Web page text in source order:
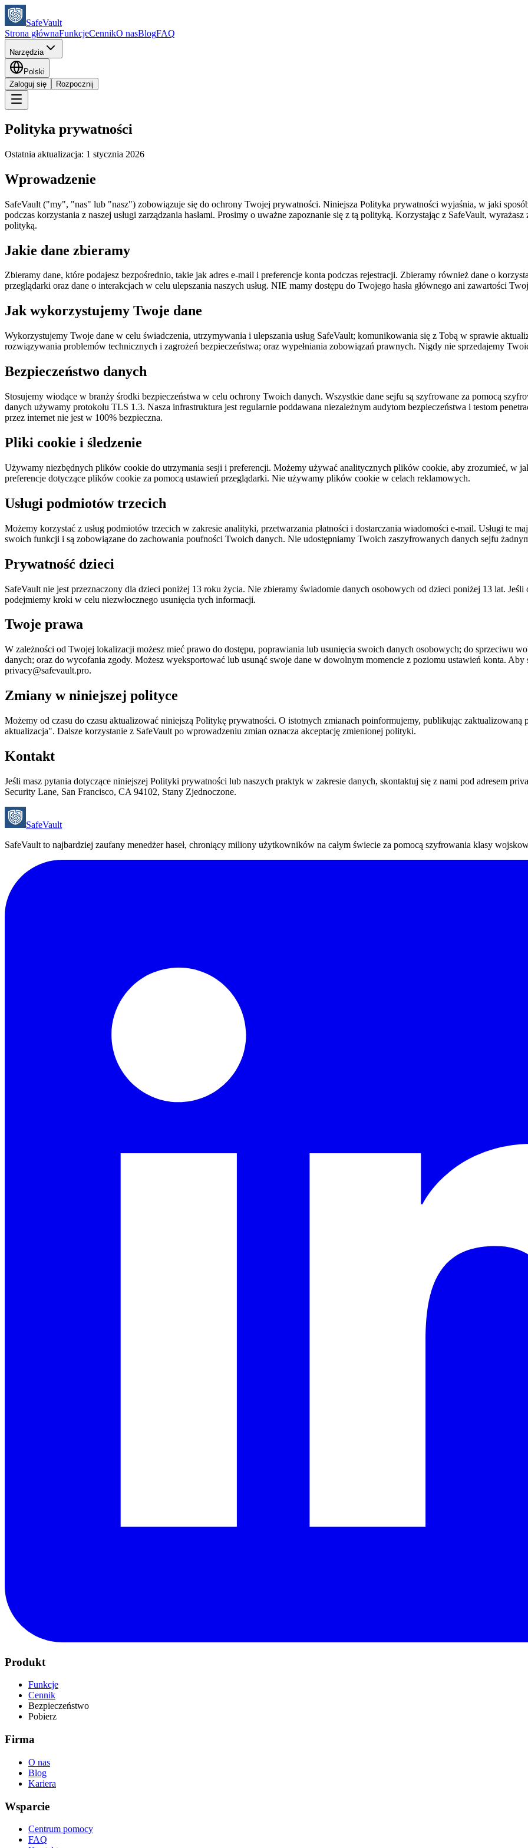
SafeVault
Strona głównaFunkcjeCennikO nasBlogFAQ
Narzędzia
Polski
Zaloguj się
Rozpocznij
Polityka prywatności
Ostatnia aktualizacja: 1 stycznia 2026
Wprowadzenie
SafeVault ("my", "nas" lub "nasz") zobowiązuje się do ochrony Twojej prywatności. Niniejsza Polityka prywatności wyjaśnia, w jaki
podczas korzystania z naszej usługi zarządzania hasłami. Prosimy o uważne zapoznanie się z tą polityką. Korzystając z SafeVault,
polityką.
Jakie dane zbieramy
Zbieramy dane, które podajesz bezpośrednio, takie jak adres e-mail i preferencje konta podczas rejestracji. Zbieramy również dane o
przeglądarki oraz dane o interakcjach w celu ulepszania naszych usług. NIE mamy dostępu do Twojego hasła głównego ani zawartości
Jak wykorzystujemy Twoje dane
Wykorzystujemy Twoje dane w celu świadczenia, utrzymywania i ulepszania usług SafeVault; komunikowania się z Tobą w sprawie
rozwiązywania problemów technicznych i zagrożeń bezpieczeństwa; oraz wypełniania zobowiązań prawnych. Nigdy nie sprzedajemy
Bezpieczeństwo danych
Stosujemy wiodące w branży środki bezpieczeństwa w celu ochrony Twoich danych. Wszystkie dane sejfu są szyfrowane za pomocą
danych używamy protokołu TLS 1.3. Nasza infrastruktura jest regularnie poddawana niezależnym audytom bezpieczeństwa i testom
przez internet nie jest w 100% bezpieczna.
Pliki cookie i śledzenie
Używamy niezbędnych plików cookie do utrzymania sesji i preferencji. Możemy używać analitycznych plików cookie, aby zrozumieć, w
preferencje dotyczące plików cookie za pomocą ustawień przeglądarki. Nie używamy plików cookie w celach reklamowych.
Usługi podmiotów trzecich
Możemy korzystać z usług podmiotów trzecich w zakresie analityki, przetwarzania płatności i dostarczania wiadomości e-mail. Usługi te
swoich funkcji i są zobowiązane do zachowania poufności Twoich danych. Nie udostępniamy Twoich zaszyfrowanych danych sejfu
Prywatność dzieci
SafeVault nie jest przeznaczony dla dzieci poniżej 13 roku życia. Nie zbieramy świadomie danych osobowych od dzieci poniżej 13 lat.
podejmiemy kroki w celu niezwłocznego usunięcia tych informacji.
Twoje prawa
W zależności od Twojej lokalizacji możesz mieć prawo do dostępu, poprawiania lub usunięcia swoich danych osobowych; do sprzeciwu
danych; oraz do wycofania zgody. Możesz wyeksportować lub usunąć swoje dane w dowolnym momencie z poziomu ustawień konta.
privacy@safevault.pro.
Zmiany w niniejszej polityce
Możemy od czasu do czasu aktualizować niniejszą Politykę prywatności. O istotnych zmianach poinformujemy, publikując
aktualizacja". Dalsze korzystanie z SafeVault po wprowadzeniu zmian oznacza akceptację zmienionej polityki.
Kontakt
Jeśli masz pytania dotyczące niniejszej Polityki prywatności lub naszych praktyk w zakresie danych, skontaktuj się z nami pod adresem
Security Lane, San Francisco, CA 94102, Stany Zjednoczone.
SafeVault
SafeVault to najbardziej zaufany menedżer haseł, chroniący miliony użytkowników na całym świecie za pomocą szyfrowania klasy
Produkt
Funkcje
Cennik
Bezpieczeństwo
Pobierz
Firma
O nas
Blog
Kariera
Wsparcie
Centrum pomocy
FAQ